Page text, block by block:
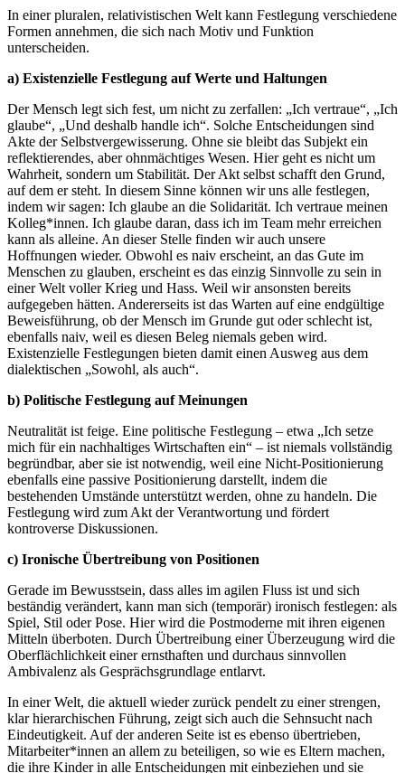
In einer pluralen, relativistischen Welt kann Festlegung verschiedene
Formen annehmen, die sich nach Motiv und Funktion
unterscheiden.
a) Existenzielle Festlegung auf Werte und Haltungen
Der Mensch legt sich fest, um nicht zu zerfallen: „Ich vertraue“, „Ich
glaube“, „Und deshalb handle ich“. Solche Entscheidungen sind
Akte der Selbstvergewisserung. Ohne sie bleibt das Subjekt ein
reflektierendes, aber ohnmächtiges Wesen. Hier geht es nicht um
Wahrheit, sondern um Stabilität. Der Akt selbst schafft den Grund,
auf dem er steht. In diesem Sinne können wir uns alle festlegen,
indem wir sagen: Ich glaube an die Solidarität. Ich vertraue meinen
Kolleg*innen. Ich glaube daran, dass ich im Team mehr erreichen
kann als alleine. An dieser Stelle finden wir auch unsere
Hoffnungen wieder. Obwohl es naiv erscheint, an das Gute im
Menschen zu glauben, erscheint es das einzig Sinnvolle zu sein in
einer Welt voller Krieg und Hass. Weil wir ansonsten bereits
aufgegeben hätten. Andererseits ist das Warten auf eine endgültige
Beweisführung, ob der Mensch im Grunde gut oder schlecht ist,
ebenfalls naiv, weil es diesen Beleg niemals geben wird.
Existenzielle Festlegungen bieten damit einen Ausweg aus dem
dialektischen „Sowohl, als auch“.
b) Politische Festlegung auf Meinungen
Neutralität ist feige. Eine politische Festlegung – etwa „Ich setze
mich für ein nachhaltiges Wirtschaften ein“ – ist niemals vollständig
begründbar, aber sie ist notwendig, weil eine Nicht-Positionierung
ebenfalls eine passive Positionierung darstellt, indem die
bestehenden Umstände unterstützt werden, ohne zu handeln. Die
Festlegung wird zum Akt der Verantwortung und fördert
kontroverse Diskussionen.
c) Ironische Übertreibung von Positionen
Gerade im Bewusstsein, dass alles im agilen Fluss ist und sich
beständig verändert, kann man sich (temporär) ironisch festlegen: als
Spiel, Stil oder Pose. Hier wird die Postmoderne mit ihren eigenen
Mitteln überboten. Durch Übertreibung einer Überzeugung wird die
Oberflächlichkeit einer ernsthaften und durchaus sinnvollen
Ambivalenz als Gesprächsgrundlage entlarvt.
In einer Welt, die aktuell wieder zurück pendelt zu einer strengen,
klar hierarchischen Führung, zeigt sich auch die Sehnsucht nach
Eindeutigkeit. Auf der anderen Seite ist es ebenso übertrieben,
Mitarbeiter*innen an allem zu beteiligen, so wie es Eltern machen,
die ihre Kinder in alle Entscheidungen mit einbeziehen und sie